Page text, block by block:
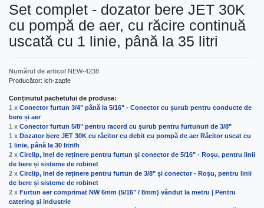
Set complet - dozator bere JET 30K
cu pompă de aer, cu răcire continuă
uscată cu 1 linie, până la 35 litri
Numărul de articol NEW-4238
Producător: ich-zapfe
Conținutul pachetului de produse:
1 x Conector furtun 3/4" până la 5/16" - Conector cu șurub pentru conducte de
bere și aer
1 x Conector furtun 5/8" pentru racord cu șurub pentru furtunuri de 3/8"
1 x Dozator bere JET 30K cu răcitor cu debit cu pompă de aer Răcitor uscat cu
1 linie, până la 30 litri/h
2 x Circlip, Inel de reținere pentru furtun și conector de 5/16" - Roșu, pentru linii
de bere și sisteme de robinet
2 x Circlip, Inel de reținere pentru furtun de 3/8" și conector - Roșu, pentru linii
de bere și sisteme de robinet
2 x Furtun aer comprimat NW 6mm (5/16" / 8mm) vândut la metru | Pentru
catering și industrie